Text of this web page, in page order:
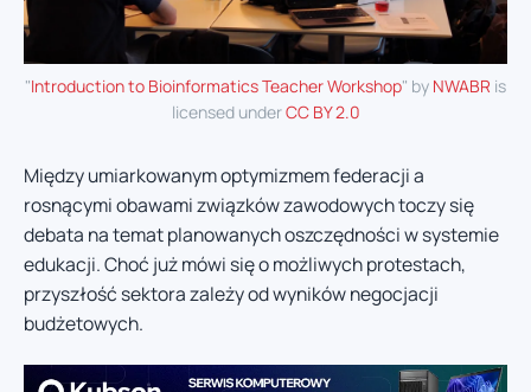
"Introduction to Bioinformatics Teacher Workshop" by NWABR is
licensed underCC BY 2.0
Między umiarkowanym optymizmem federacji a
rosnącymi obawami związków zawodowych toczy się
debata na temat planowanych oszczędności w systemie
edukacji. Choć już mówi się o możliwych protestach,
przyszłość sektora zależy od wyników negocjacji
budżetowych.